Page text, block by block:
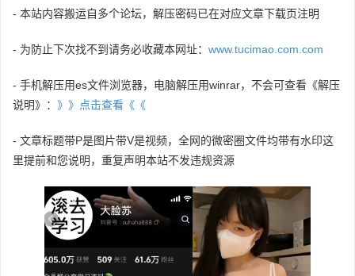
- 本站内容搬运自多个论坛，解压密码已在对应文章下载页注明
- 为防止下次找不到请务必收藏本网址： www.tucimao.com.com
- 手机解压用es文件浏览器，电脑解压用winrar，不会可查看《解压
说明》： 》》点击查看《《
- 文章标题带P是图片带V是视频，全网的微密圈文件均带有水印这
里提前和您说明，重复声明本站不发违规资源